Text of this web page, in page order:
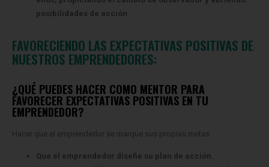
posibilidades de acción.
FAVORECIENDO LAS EXPECTATIVAS POSITIVAS DE
NUESTROS EMPRENDEDORES:
¿QUÉ PUEDES HACER COMO MENTOR PARA
FAVORECER EXPECTATIVAS POSITIVAS EN TU
EMPRENDEDOR?
Hacer que el emprendedor se marque sus propias metas.
Que el emprendedor diseñe su plan de acción.